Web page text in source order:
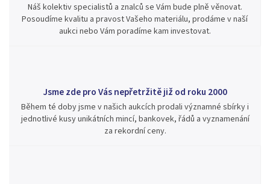
Náš kolektiv specialistů a znalců se Vám bude plně věnovat.
Posoudíme kvalitu a pravost Vašeho materiálu, prodáme v naší
aukci nebo Vám poradíme kam investovat.
Jsme zde pro Vás nepřetržitě již od roku 2000
Během té doby jsme v našich aukcích prodali významné sbírky i
jednotlivé kusy unikátních mincí, bankovek, řádů a vyznamenání
za rekordní ceny.